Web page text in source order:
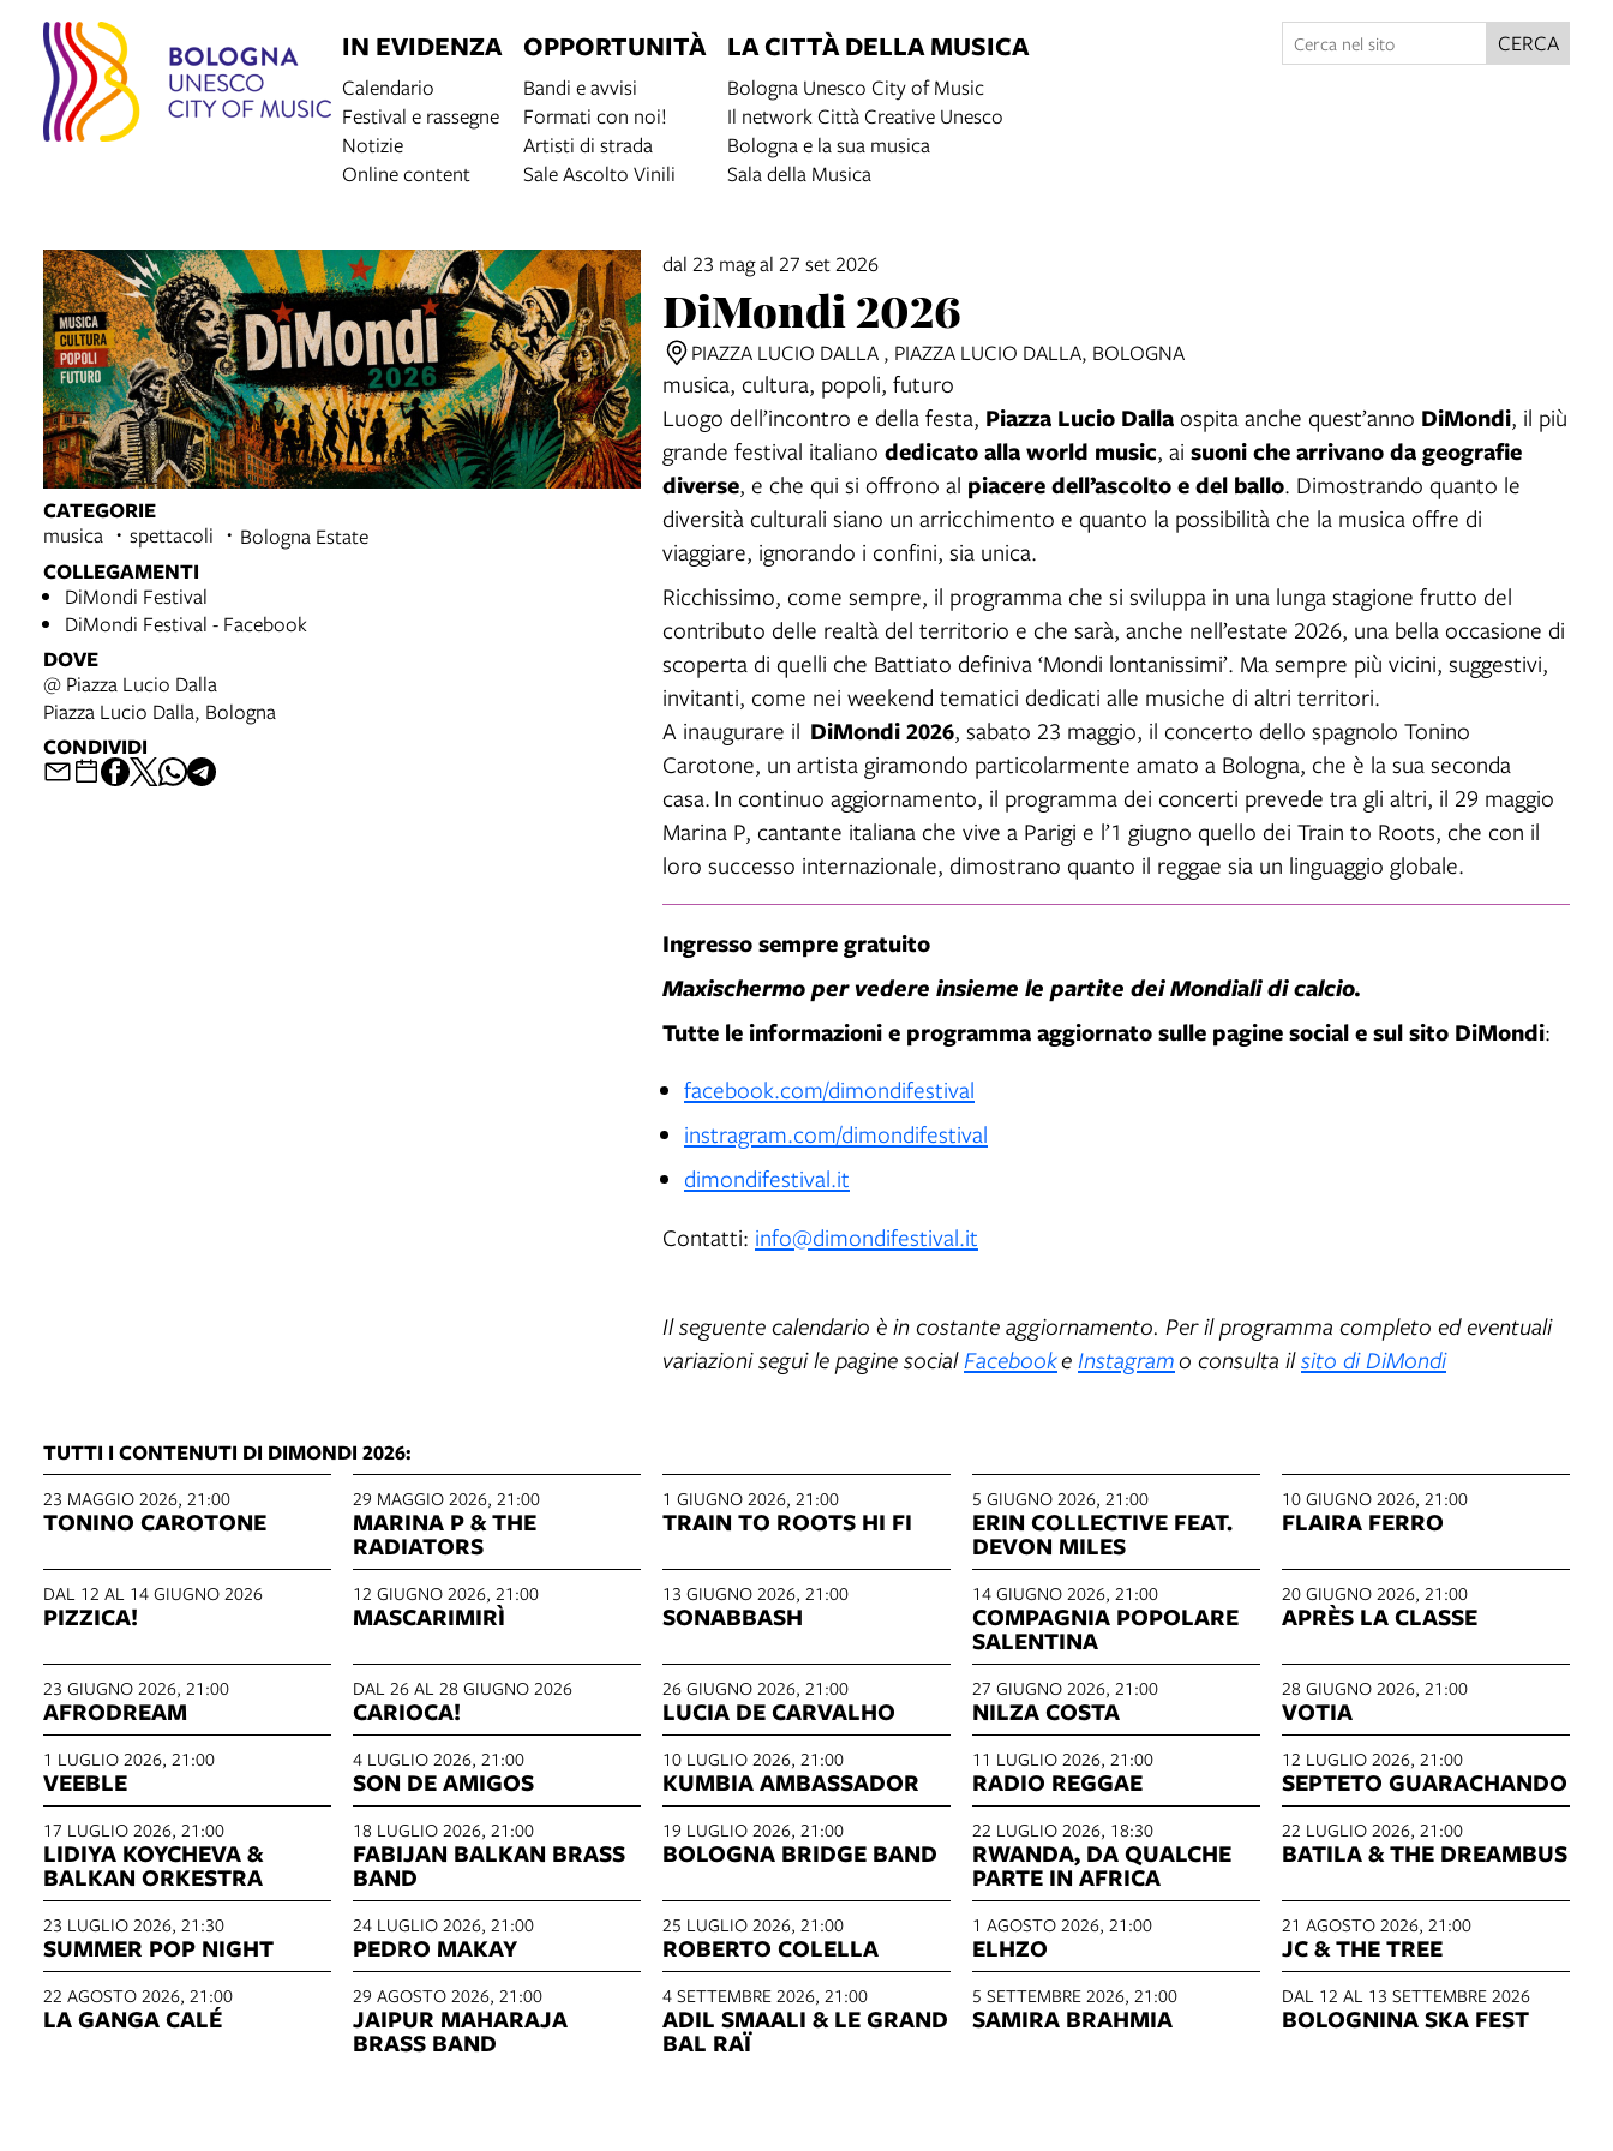
IN EVIDENZA
Calendario
Festival e rassegne
Notizie
Online content
OPPORTUNITÀ
Bandi e avvisi
Formati con noi!
Artisti di strada
Sale Ascolto Vinili
LA CITTÀ DELLA MUSICA
Bologna Unesco City of Music
Il network Città Creative Unesco
Bologna e la sua musica
Sala della Musica
CERCA
CATEGORIE
musica
spettacoli
Bologna Estate
COLLEGAMENTI
DiMondi Festival
DiMondi Festival - Facebook
DOVE
@ Piazza Lucio Dalla
Piazza Lucio Dalla, Bologna
CONDIVIDI
dal 23 mag al 27 set 2026
DiMondi 2026
PIAZZA LUCIO DALLA , PIAZZA LUCIO DALLA, BOLOGNA
musica, cultura, popoli, futuro
Luogo dell’incontro e della festa, Piazza Lucio Dalla ospita anche quest’anno DiMondi, il più
grande festival italiano dedicato allaworld music, ai suoni che arrivano da geografie
diverse, e che qui si offrono al piacere dell’ascolto e del ballo. Dimostrando quanto le
diversità culturali siano un arricchimento e quanto la possibilità che la musica offre di
viaggiare, ignorando i confini, sia unica.
Ricchissimo, come sempre, il programma che si sviluppa in una lunga stagione frutto del
contributo delle realtà del territorio e che sarà, anche nell’estate 2026, una bella occasione di
scoperta di quelli che Battiato definiva ‘Mondi lontanissimi’. Ma sempre più vicini, suggestivi,
invitanti, come nei weekend tematici dedicati alle musiche di altri territori.
A inaugurare il DiMondi 2026, sabato 23 maggio, il concerto dello spagnolo Tonino
Carotone, un artista giramondo particolarmente amato a Bologna, che è la sua seconda
casa. In continuo aggiornamento, il programma dei concerti prevede tra gli altri, il 29 maggio
Marina P, cantante italiana che vive a Parigi e l’1 giugno quello dei Train to Roots, che con il
loro successo internazionale, dimostrano quanto il reggae sia un linguaggio globale.
Ingresso sempre gratuito
Maxischermo per vedere insieme le partite dei Mondiali di calcio.
Tutte le informazioni e programma aggiornato sulle pagine social e sul sito DiMondi:
facebook.com/dimondifestival
instragram.com/dimondifestival
dimondifestival.it
Contatti: info@dimondifestival.it
Il seguente calendario è in costante aggiornamento. Per il programma completo ed eventuali
variazioni segui le pagine social Facebooke Instagramo consulta ilsito di DiMondi
TUTTI I CONTENUTI DI DIMONDI 2026:
23 MAGGIO 2026, 21:00
TONINO CAROTONE
29 MAGGIO 2026, 21:00
MARINA P & THE
RADIATORS
1 GIUGNO 2026, 21:00
TRAIN TO ROOTS HI FI
5 GIUGNO 2026, 21:00
ERIN COLLECTIVE FEAT.
DEVON MILES
10 GIUGNO 2026, 21:00
FLAIRA FERRO
DAL 12 AL 14 GIUGNO 2026
PIZZICA!
12 GIUGNO 2026, 21:00
MASCARIMIRÌ
13 GIUGNO 2026, 21:00
SONABBASH
14 GIUGNO 2026, 21:00
COMPAGNIA POPOLARE
SALENTINA
20 GIUGNO 2026, 21:00
APRÈS LA CLASSE
23 GIUGNO 2026, 21:00
AFRODREAM
DAL 26 AL 28 GIUGNO 2026
CARIOCA!
26 GIUGNO 2026, 21:00
LUCIA DE CARVALHO
27 GIUGNO 2026, 21:00
NILZA COSTA
28 GIUGNO 2026, 21:00
VOTIA
1 LUGLIO 2026, 21:00
VEEBLE
4 LUGLIO 2026, 21:00
SON DE AMIGOS
10 LUGLIO 2026, 21:00
KUMBIA AMBASSADOR
11 LUGLIO 2026, 21:00
RADIO REGGAE
12 LUGLIO 2026, 21:00
SEPTETO GUARACHANDO
17 LUGLIO 2026, 21:00
LIDIYA KOYCHEVA &
BALKAN ORKESTRA
18 LUGLIO 2026, 21:00
FABIJAN BALKAN BRASS
BAND
19 LUGLIO 2026, 21:00
BOLOGNA BRIDGE BAND
22 LUGLIO 2026, 18:30
RWANDA, DA QUALCHE
PARTE IN AFRICA
22 LUGLIO 2026, 21:00
BATILA & THE DREAMBUS
23 LUGLIO 2026, 21:30
SUMMER POP NIGHT
24 LUGLIO 2026, 21:00
PEDRO MAKAY
25 LUGLIO 2026, 21:00
ROBERTO COLELLA
1 AGOSTO 2026, 21:00
ELHZO
21 AGOSTO 2026, 21:00
JC & THE TREE
22 AGOSTO 2026, 21:00
LA GANGA CALÉ
29 AGOSTO 2026, 21:00
JAIPUR MAHARAJA
BRASS BAND
4 SETTEMBRE 2026, 21:00
ADIL SMAALI & LE GRAND
BAL RAÏ
5 SETTEMBRE 2026, 21:00
SAMIRA BRAHMIA
DAL 12 AL 13 SETTEMBRE 2026
BOLOGNINA SKA FEST